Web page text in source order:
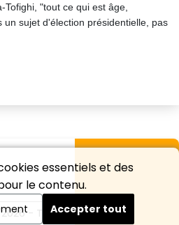
essentiels et des
le contenu.
Accepter tout
"tout ce qui est âge,
sujet d'élection présidentielle, pas
- Tous droits réservés